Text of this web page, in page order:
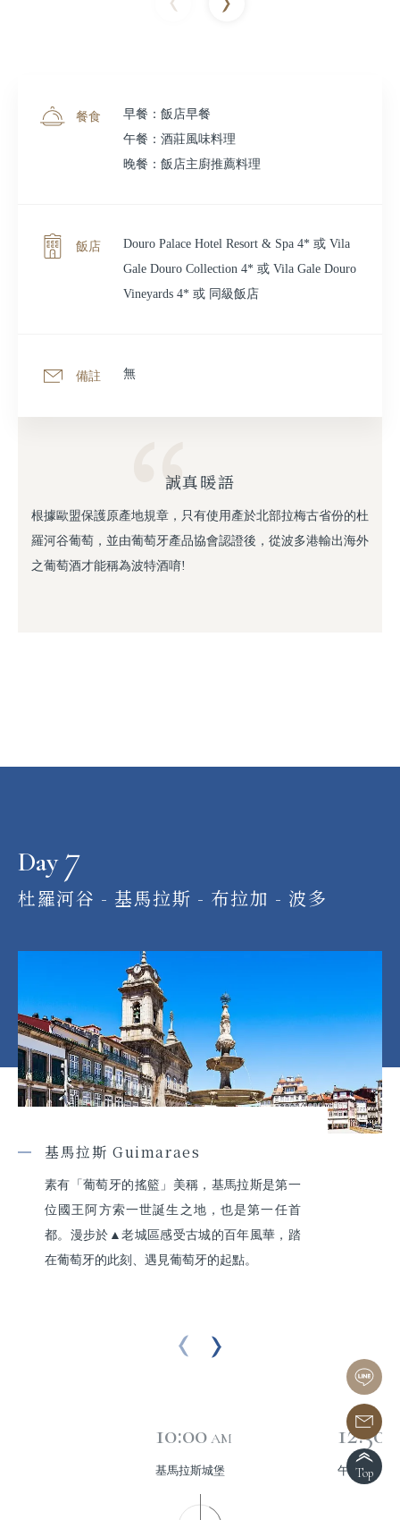
餐食
早餐：飯店早餐
午餐：酒莊風味料理
晚餐：飯店主廚推薦料理
飯店
Douro Palace Hotel Resort & Spa 4* 或 Vila
Gale Douro Collection 4* 或 Vila Gale Douro
Vineyards 4* 或 同級飯店
備註 無
誠真暖語
根據歐盟保護原產地規章，只有使用產於北部拉梅古省份的杜
羅河谷葡萄，並由葡萄牙產品協會認證後，從波多港輸出海外
之葡萄酒才能稱為波特酒唷!
Day7
杜羅河谷 - 基馬拉斯 - 布拉加 - 波多
基馬拉斯 Guimaraes
素有「葡萄牙的搖籃」美稱，基馬拉斯是第一
位國王阿方索一世誕生之地，也是第一任首
都。漫步於▲老城區感受古城的百年風華，踏
在葡萄牙的此刻、遇見葡萄牙的起點。
10:00 AM
基馬拉斯城堡
12:30
午餐Top